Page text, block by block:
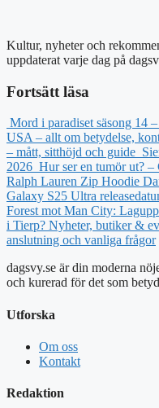
Kultur, nyheter och
uppdaterat varje dag på
Fortsätt läsa
Mord i paradiset säsong 14
USA – allt om betydelse,
– mått, sitthöjd och guide
2026 Hur ser en tumör ut? –
Ralph Lauren Zip Hoodie
Galaxy S25 Ultra
Forest mot Man City:
i Tierp? Nyheter, butiker &
anslutning och vanliga frågor
dagsvy.se är din moderna
och kurerad för det som
Utforska
Om oss
Kontakt
Redaktion